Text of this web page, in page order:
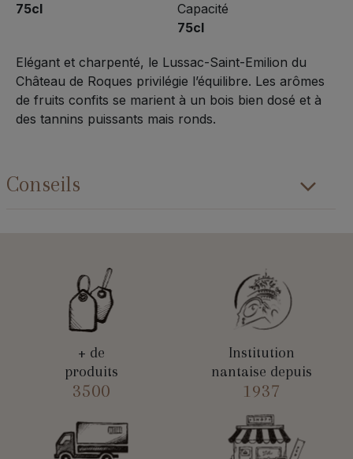
75cl
Capacité
75cl
Elégant et charpenté, le Lussac-Saint-Emilion du
Château de Roques privilégie l’équilibre. Les arômes
de fruits confits se marient à un bois bien dosé et à
des tannins puissants mais ronds.
Conseils
+ de
produits
3500
Institution
nantaise depuis
1937